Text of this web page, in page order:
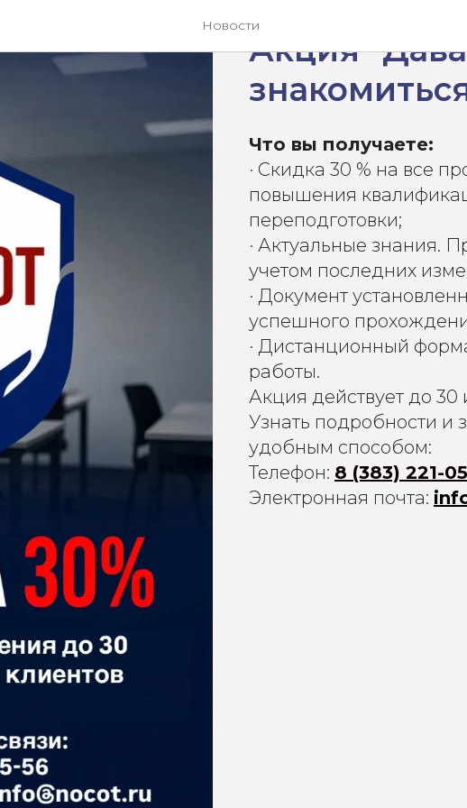
Новости
Акция
Что вы получаете:
· Скидка 30 % на все
повышения
переподготовки;
· Актуальные знания.
учетом последних
· Документ
успешного
· Дистанционный
работы.
Акция действует до 30
Узнать подробности
удобным способом:
Телефон: 8 (383) 221-
Электронная почта: